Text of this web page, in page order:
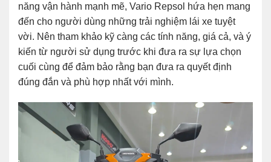
năng vận hành mạnh mẽ, Vario Repsol hứa hẹn mang
đến cho người dùng những trải nghiệm lái xe tuyệt
vời. Nên tham khảo kỹ càng các tính năng, giá cả, và ý
kiến từ người sử dụng trước khi đưa ra sự lựa chọn
cuối cùng để đảm bảo rằng bạn đưa ra quyết định
đúng đắn và phù hợp nhất với mình.